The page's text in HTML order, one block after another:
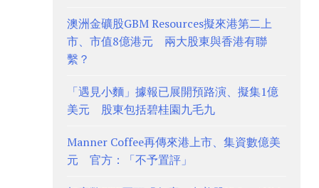
澳洲金礦股GBM Resources擬來港第二上
市、市值8億港元 兩大股東與香港有聯
繫？
「遇見小麵」據報已展開預路演、擬集1億
美元 股東包括碧桂園九毛九
Manner Coffee再傳來港上市、集資數億美
元 官方：「不予置評」